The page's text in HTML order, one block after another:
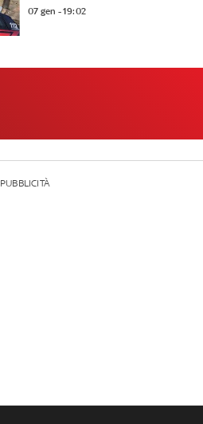
07 gen - 19:02
PUBBLICITÀ